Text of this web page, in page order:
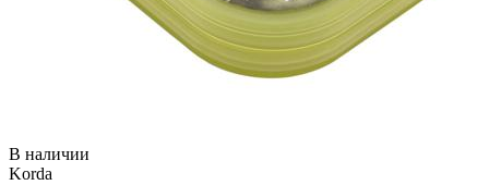
В наличии
Korda